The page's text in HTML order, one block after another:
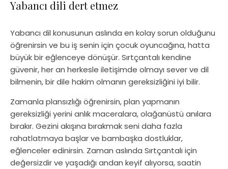
Yabancı dili dert etmez
Yabancı dil konusunun aslında en kolay sorun olduğunu
öğrenirsin ve bu iş senin için çocuk oyuncağına, hatta
büyük bir eğlenceye dönüşür. Sırtçantalı kendine
güvenir, her an herkesle iletişimde olmayı sever ve dil
bilmenin, bir dile hakim olmanın gereksizliğini iyi bilir.
Zamanla plansızlığı öğrenirsin, plan yapmanın
gereksizliği yerini anlık maceralara, olağanüstü anılara
bırakır. Gezini akışına bırakmak seni daha fazla
rahatlatmaya başlar ve bambaşka dostluklar,
eğlenceler edinirsin. Zaman aslında Sırtçantalı için
değersizdir ve yaşadığı andan keyif alıyorsa, saatin